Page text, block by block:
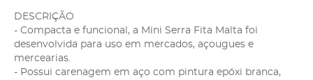
DESCRIÇÃO
- Compacta e funcional, a Mini Serra Fita Malta foi
desenvolvida para uso em mercados, açougues e
mercearias.
- Possui carenagem em aço com pintura epóxi branca,